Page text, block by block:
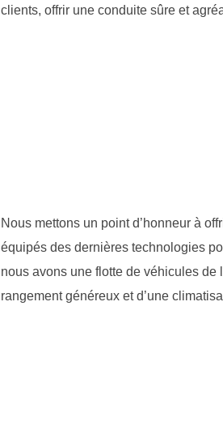
clients, offrir une conduite sûre et
Nous mettons un point d’honneur à
équipés des dernières technologies
nous avons une flotte de véhicules de
rangement généreux et d’une